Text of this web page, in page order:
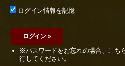
ログイン情報を記憶
※パスワードをお忘れの場合、こち
行してください。